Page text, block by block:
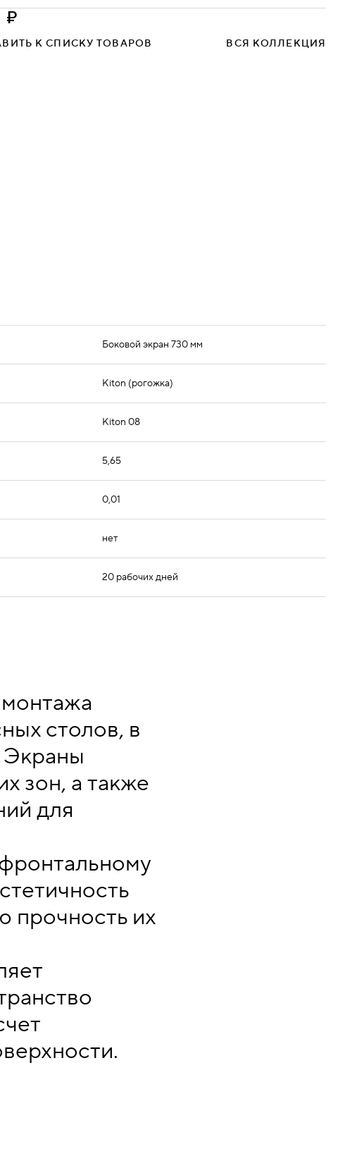
Kiton 03 Kiton 05 Kiton 07
₽
К СПИСКУ ТОВАРОВ ВСЯ КОЛЛЕКЦИЯ
Боковой экран 730 мм
Kiton (рогожка)
Kiton 08
5,65
0,01
нет
20 рабочих дней
столов, в
Экраны
зон, а также
для
прочность их